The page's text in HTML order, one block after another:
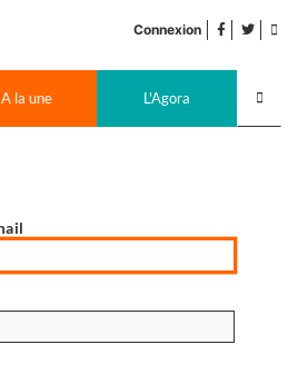
Connexion facebook
twitter
A la une L'Agora